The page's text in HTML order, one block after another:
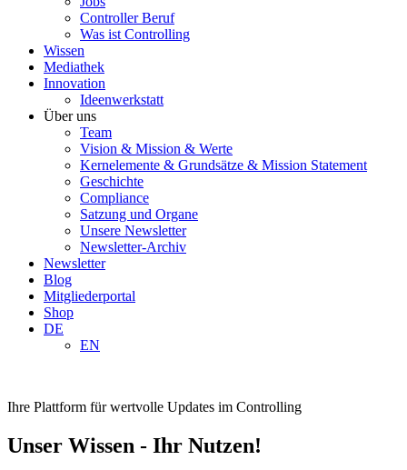
Controller Beruf
Was ist Controlling
Wissen
Mediathek
Innovation
Ideenwerkstatt
Über uns
Team
Vision & Mission & Werte
Kernelemente & Grundsätze & Mission Statement
Geschichte
Compliance
Satzung und Organe
Unsere Newsletter
Newsletter-Archiv
Newsletter
Blog
Mitgliederportal
Shop
DE
EN
Ihre Plattform für wertvolle Updates im Controlling
Unser Wissen - Ihr Nutzen!